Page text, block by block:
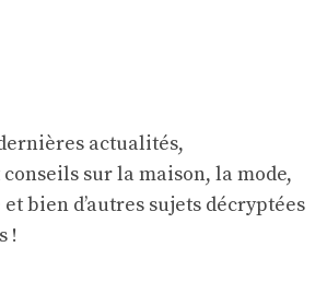
actualités,
sur la maison, la mode,
bien d’autres sujets décryptées
!